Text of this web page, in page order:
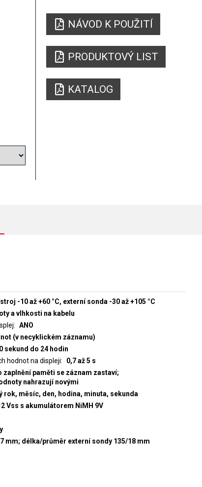
NÁVOD K POUŽITÍ
PRODUKTOVÝ LIST
KATALOG
-10 až +60 °C, externí sonda -30 až +105 °C
a vlhkosti na kabelu
ANO
(v necyklickém záznamu)
sekund do 24 hodin
hodnot na displeji
0,7 až 5 s
zaplnění paměti se záznam zastaví;
nahrazují novými
rok, měsíc, den, hodina, minuta, sekunda
Vss s akumulátorem NiMH 9V
mm; délka/průměr externí sondy 135/18 mm